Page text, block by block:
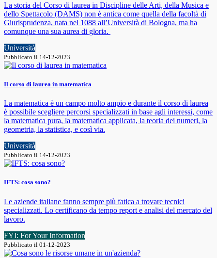
La storia del Corso di laurea in Discipline delle Arti, della Musica e
dello Spettacolo (DAMS) non è antica come quella della facoltà di
Giurisprudenza, nata nel 1088 all’Università di Bologna, ma ha
comunque una sua aurea di gloria.
Università
Pubblicato il 14-12-2023
Il corso di laurea in matematica
La matematica è un campo molto ampio e durante il corso di laurea
è possibile scegliere percorsi specializzati in base agli interessi, come
la matematica pura, la matematica applicata, la teoria dei numeri, la
geometria, la statistica, e così via.
Università
Pubblicato il 14-12-2023
IFTS: cosa sono?
Le aziende italiane fanno sempre più fatica a trovare tecnici
specializzati. Lo certificano da tempo report e analisi del mercato del
lavoro.
FYI: For Your Information
Pubblicato il 01-12-2023